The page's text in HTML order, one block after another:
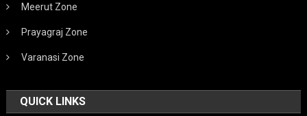
Meerut Zone
Prayagraj Zone
Varanasi Zone
QUICK LINKS